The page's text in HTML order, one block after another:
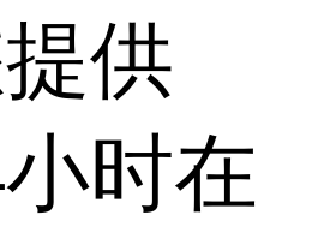
供
时在